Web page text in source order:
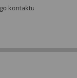
kontaktu
rejestracji